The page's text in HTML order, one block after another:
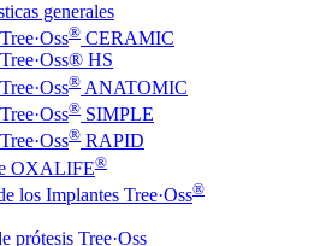
generales
® CERAMIC
HS
® ANATOMIC
® SIMPLE
® RAPID
OXALIFE®
los Implantes Tree·Oss®
prótesis Tree·Oss